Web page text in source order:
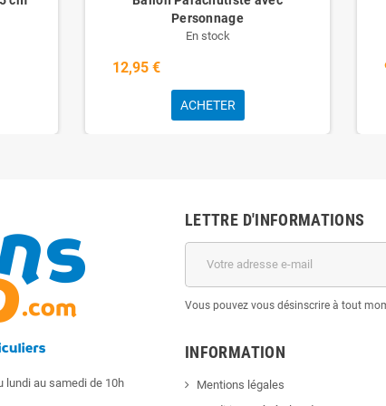
Personnage
En stock
12,95 €
ACHETER
lundi au samedi de 10h
LETTRE D'INFORMATIONS
Vous pouvez vous désinscrire à tout
INFORMATION
Mentions légales